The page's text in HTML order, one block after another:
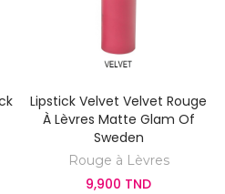
Lipstick Velvet Velvet Rouge
À Lèvres Matte Glam Of
Sweden
Rouge à Lèvres
9,900 TND